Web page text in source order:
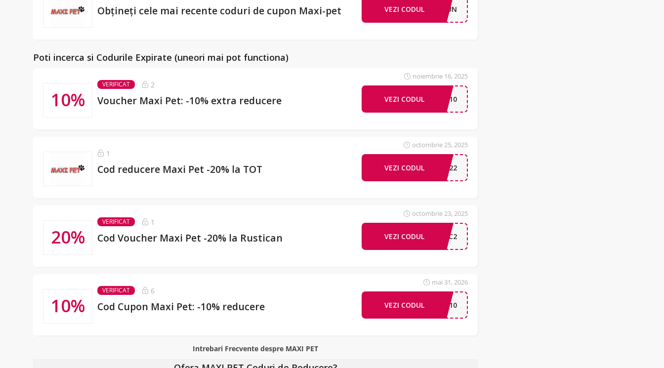
Obțineți cele mai recente coduri de cupon Maxi-pet VEZI CODUL 4IUN
Poti incerca si Codurile Expirate (uneori mai pot functiona)
10%
VERIFICAT 2
Voucher Maxi Pet: -10% extra reducere
noiembrie 16, 2025
VEZI CODUL EXTRA10
1
Cod reducere Maxi Pet -20% la TOT
octombrie 25, 2025
VEZI CODUL BOOM22
20%
VERIFICAT 1
Cod Voucher Maxi Pet -20% la Rustican
octombrie 23, 2025
VEZI CODUL RUC2
10%
VERIFICAT 6
Cod Cupon Maxi Pet: -10% reducere
mai 31, 2026
VEZI CODULWELCOME10
Intrebari Frecvente despre MAXI PET